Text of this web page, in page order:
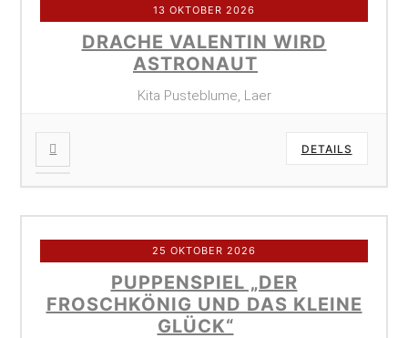
13 OKTOBER 2026
DRACHE VALENTIN WIRD
ASTRONAUT
Kita Pusteblume, Laer
DETAILS
25 OKTOBER 2026
PUPPENSPIEL „DER
FROSCHKÖNIG UND DAS KLEINE
GLÜCK“